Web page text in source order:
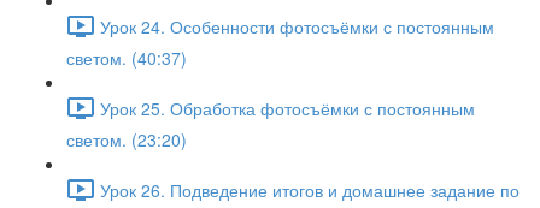
Урок 24. Особенности фотосъёмки с постоянным
светом. (40:37)
Урок 25. Обработка фотосъёмки с постоянным
светом. (23:20)
Урок 26. Подведение итогов и домашнее задание по